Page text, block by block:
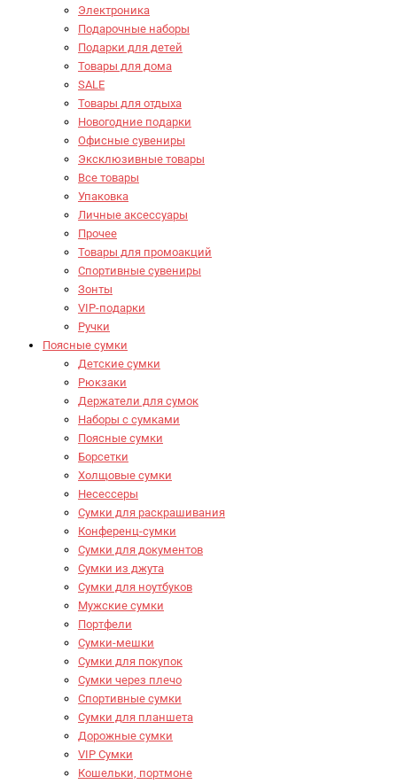
Электроника
Подарочные наборы
Подарки для детей
Товары для дома
SALE
Товары для отдыха
Новогодние подарки
Офисные сувениры
Эксклюзивные товары
Все товары
Упаковка
Личные аксессуары
Прочее
Товары для промоакций
Спортивные сувениры
Зонты
VIP-подарки
Ручки
Поясные сумки
Детские сумки
Рюкзаки
Держатели для сумок
Наборы с сумками
Поясные сумки
Борсетки
Холщовые сумки
Несессеры
Сумки для раскрашивания
Конференц-сумки
Сумки для документов
Сумки из джута
Сумки для ноутбуков
Мужские сумки
Портфели
Сумки-мешки
Сумки для покупок
Сумки через плечо
Спортивные сумки
Сумки для планшета
Дорожные сумки
VIP Сумки
Кошельки, портмоне